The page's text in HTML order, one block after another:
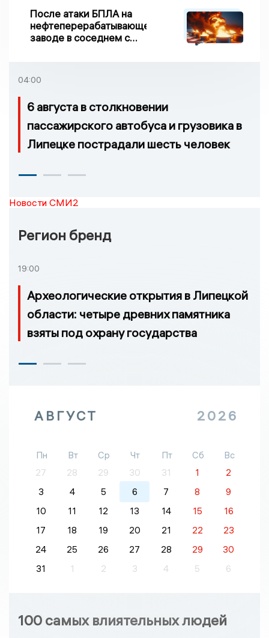
После атаки БПЛА на
нефтеперерабатывающем
заводе в соседнем с
возгорание
04:00
6 августа в столкновении
пассажирского автобуса и грузовика в
Липецке пострадали шесть человек
Новости СМИ2
Регион бренд
19:00
Археологические открытия в Липецкой
области: четыре древних памятника
взяты под охрану государства
АВГУСТ 2026
Пн Вт Ср Чт Пт Сб
Вс
27
28 29 30 31 1
2
3
4 5 6 7 8
9
10
11 12 13 14 15
16
17
18 19 20 21 22
23
24
25 26 27 28 29
30
31
1 2 3 4 5 6
100 самых влиятельных людей